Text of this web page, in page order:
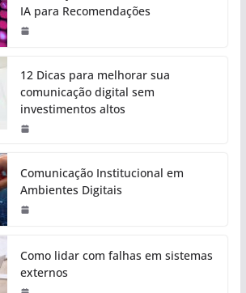
IA para Recomendações
12 Dicas para melhorar sua
comunicação digital sem
investimentos altos
Comunicação Institucional em
Ambientes Digitais
Como lidar com falhas em sistemas
externos